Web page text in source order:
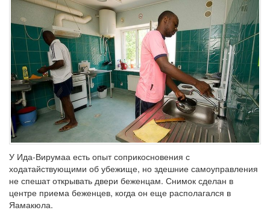
У Ида-Вирумаа есть опыт соприкосновения с
ходатайствующими об убежище, но здешние самоуправления
не спешат открывать двери беженцам. Снимок сделан в
центре приема беженцев, когда он еще располагался в
Яамакюла.